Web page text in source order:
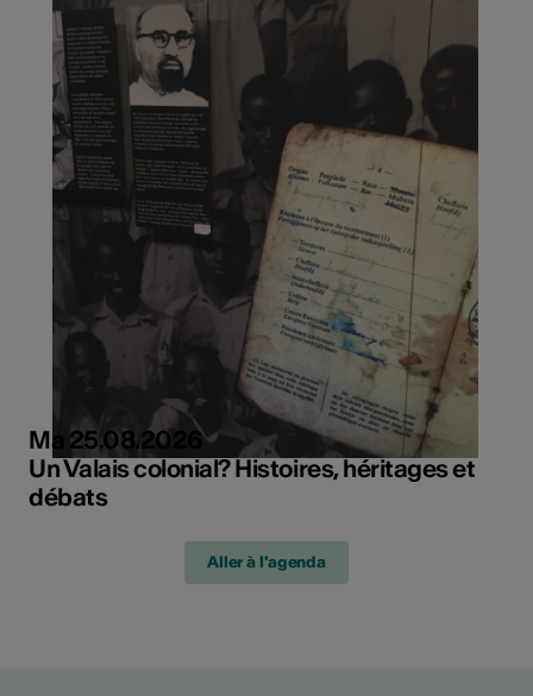
Ma 25.08.2026
Un Valais colonial? Histoires, héritages et
débats
Aller à l'agenda